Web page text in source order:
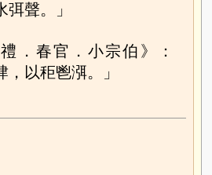
聲。」
．春官．小宗伯》：
，以秬鬯渳。」